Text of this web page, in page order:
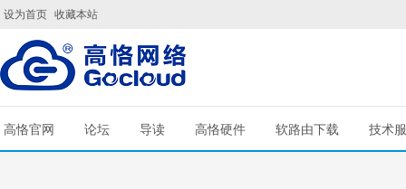
设为首页 收藏本站
高恪官网 论坛 导读 高恪硬件 软路由下载 技术